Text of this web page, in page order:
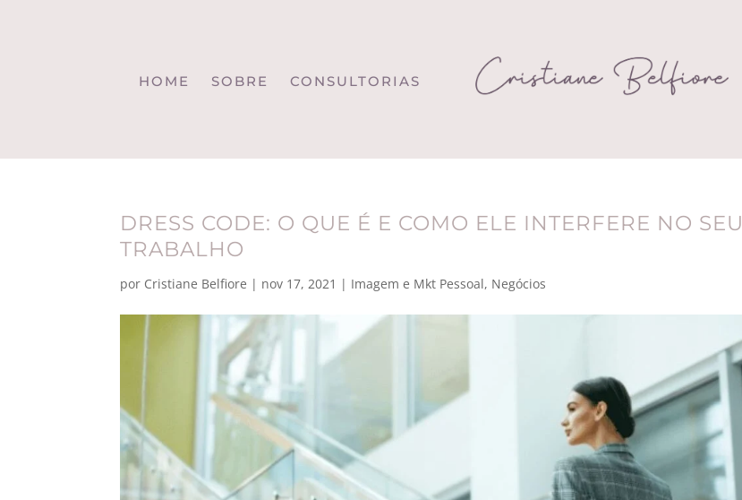
HOME SOBRE CONSULTORIAS
DRESS CODE: O QUE É E COMO ELE INTERFERE NO SEU
TRABALHO
por Cristiane Belfiore | nov 17, 2021 | Imagem e Mkt Pessoal, Negócios